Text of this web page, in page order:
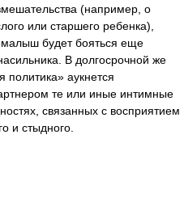
(например, о
или старшего ребенка),
малыш будет бояться еще
В долгосрочной же
политика» аукнется
те или иные интимные
связанных с восприятием
и стыдного.